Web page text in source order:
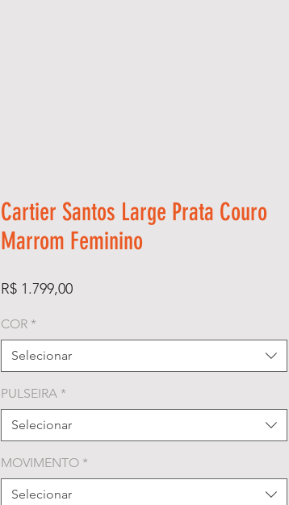
Cartier Santos Large Prata Couro
Marrom Feminino
R$ 1.799,00Preço
COR *
Selecionar
PULSEIRA *
Selecionar
MOVIMENTO *
Selecionar